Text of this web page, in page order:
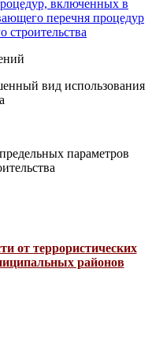
включенных в
перечня процедур
строительства
вид использования
параметров
от террористических
районов